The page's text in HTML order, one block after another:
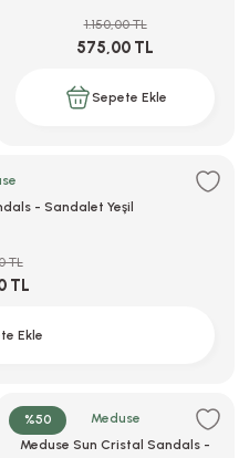
575,00 TL
1.150,00 TL
Sepete Ekle
- Sandalet Yeşil
TL
TL
Ekle
%50
Meduse
Meduse Sun Cristal Sandals -